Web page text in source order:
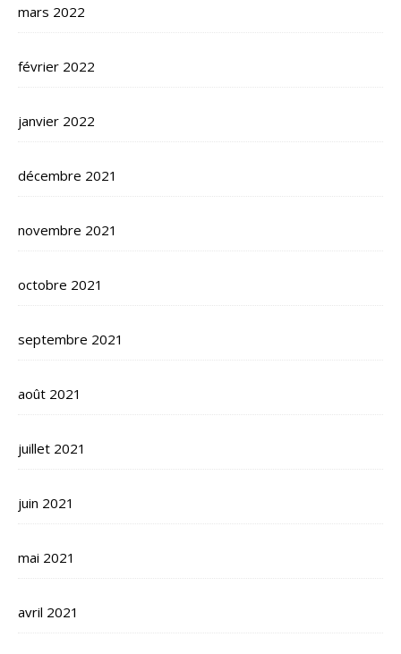
mars 2022
février 2022
janvier 2022
décembre 2021
novembre 2021
octobre 2021
septembre 2021
août 2021
juillet 2021
juin 2021
mai 2021
avril 2021